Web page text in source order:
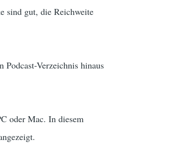
sind gut, die Reichweite
Verzeichnis hinaus
oder Mac. In diesem